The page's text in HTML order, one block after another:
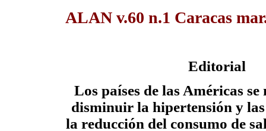
ALAN v.60 n.1 Caracas
Editorial
Los países de las Américas
disminuir la hipertensión y
la reducción del consumo de